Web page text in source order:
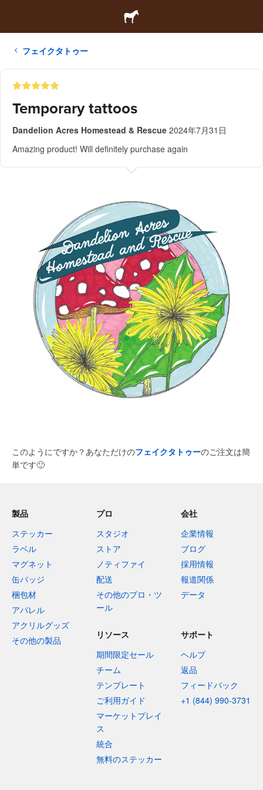
フェイクタトゥー
Temporary tattoos
Dandelion Acres Homestead & Rescue 2024年7月31日
Amazing product! Will definitely purchase again
このようにですか？あなただけのフェイクタトゥーのご注文は簡
単です🙂
製品
ステッカー
ラベル
マグネット
缶バッジ
梱包材
アパレル
アクリルグッズ
その他の製品
プロ
スタジオ
ストア
ノティファイ
配送
その他のプロ・ツ
ール
会社
企業情報
ブログ
採用情報
報道関係
データ
リソース
期間限定セール
チーム
テンプレート
ご利用ガイド
マーケットプレイ
ス
統合
無料のステッカー
サポート
ヘルプ
返品
フィードバック
+1 (844) 990-3731